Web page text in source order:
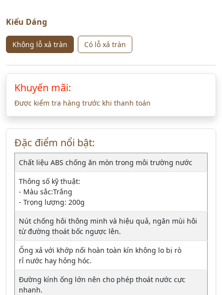
Kiểu Dáng
Không lỗ xả tràn Có lỗ xả tràn
Khuyến mãi:
Được kiểm tra hàng trước khi thanh toán
Đặc điểm nổi bật:
Chất liệu ABS chống ăn mòn trong môi trường nước
Thông số kỹ thuật:
- Màu sắc:Trắng
- Trọng lượng: 200g
Nút chống hôi thông minh và hiệu quả, ngăn mùi hôi
từ đường thoát bốc ngược lên.
Ống xả với khớp nối hoàn toàn kín không lo bị rò
rỉ nước hay hỏng hóc.
Đường kính ống lớn nên cho phép thoát nước cực
nhanh.